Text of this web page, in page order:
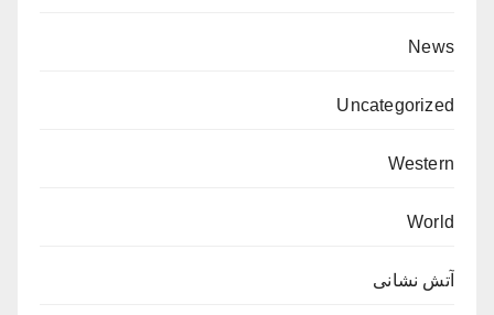
News
Uncategorized
Western
World
آتش نشانی